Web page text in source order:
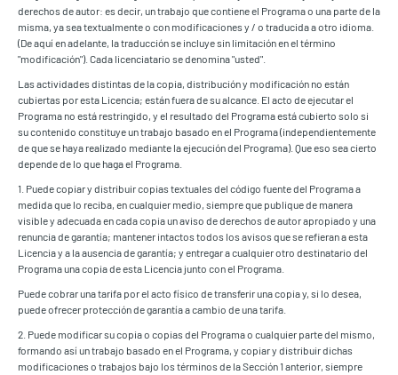
derechos de autor: es decir, un trabajo que contiene el Programa o una parte de la
misma, ya sea textualmente o con modificaciones y / o traducida a otro idioma.
(De aquí en adelante, la traducción se incluye sin limitación en el término
"modificación"). Cada licenciatario se denomina "usted".
Las actividades distintas de la copia, distribución y modificación no están
cubiertas por esta Licencia; están fuera de su alcance. El acto de ejecutar el
Programa no está restringido, y el resultado del Programa está cubierto solo si
su contenido constituye un trabajo basado en el Programa (independientemente
de que se haya realizado mediante la ejecución del Programa). Que eso sea cierto
depende de lo que haga el Programa.
1. Puede copiar y distribuir copias textuales del código fuente del Programa a
medida que lo reciba, en cualquier medio, siempre que publique de manera
visible y adecuada en cada copia un aviso de derechos de autor apropiado y una
renuncia de garantía; mantener intactos todos los avisos que se refieran a esta
Licencia y a la ausencia de garantía; y entregar a cualquier otro destinatario del
Programa una copia de esta Licencia junto con el Programa.
Puede cobrar una tarifa por el acto físico de transferir una copia y, si lo desea,
puede ofrecer protección de garantía a cambio de una tarifa.
2. Puede modificar su copia o copias del Programa o cualquier parte del mismo,
formando así un trabajo basado en el Programa, y copiar y distribuir dichas
modificaciones o trabajos bajo los términos de la Sección 1 anterior, siempre